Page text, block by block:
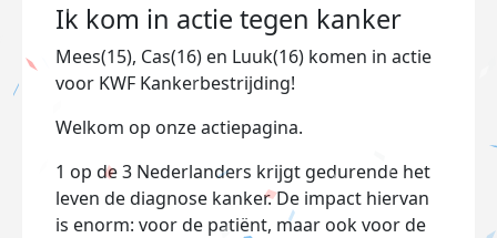
Ik kom in actie tegen kanker
Mees(15), Cas(16) en Luuk(16) komen in actie
voor KWF Kankerbestrijding!
Welkom op onze actiepagina.
1 op de 3 Nederlanders krijgt gedurende het
leven de diagnose kanker. De impact hiervan
is enorm: voor de patiënt, maar ook voor de